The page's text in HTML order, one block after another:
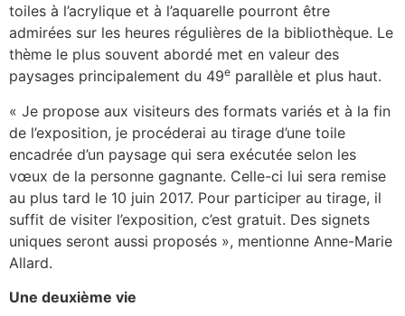
toiles à l’acrylique et à l’aquarelle pourront être
admirées sur les heures régulières de la bibliothèque. Le
thème le plus souvent abordé met en valeur des
paysages principalement du 49e parallèle et plus haut.
« Je propose aux visiteurs des formats variés et à la fin
de l’exposition, je procéderai au tirage d’une toile
encadrée d’un paysage qui sera exécutée selon les
vœux de la personne gagnante. Celle-ci lui sera remise
au plus tard le 10 juin 2017. Pour participer au tirage, il
suffit de visiter l’exposition, c’est gratuit. Des signets
uniques seront aussi proposés », mentionne Anne-Marie
Allard.
Une deuxième vie